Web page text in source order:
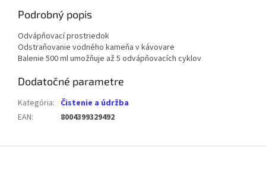
Podrobný popis
Odvápňovací prostriedok
Odstraňovanie vodného kameňa v kávovare
Balenie 500 ml umožňuje až 5 odvápňovacích cyklov
Dodatočné parametre
Kategória: Čistenie a údržba
EAN: 8004399329492